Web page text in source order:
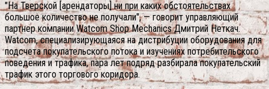
"На Тверской [арендаторы] ни при каких обстоятельствах
большое количество не получали", — говорит управляющий
партнер компании Watcom Shop Mechanics Дмитрий Неткач.
Watcom, специализирующаяся на дистрибуции оборудования для
подсчета покупательского потока и изучениях потребительского
поведения и трафика, пара лет подряд разбирала покупательский
трафик этого торгового коридора.